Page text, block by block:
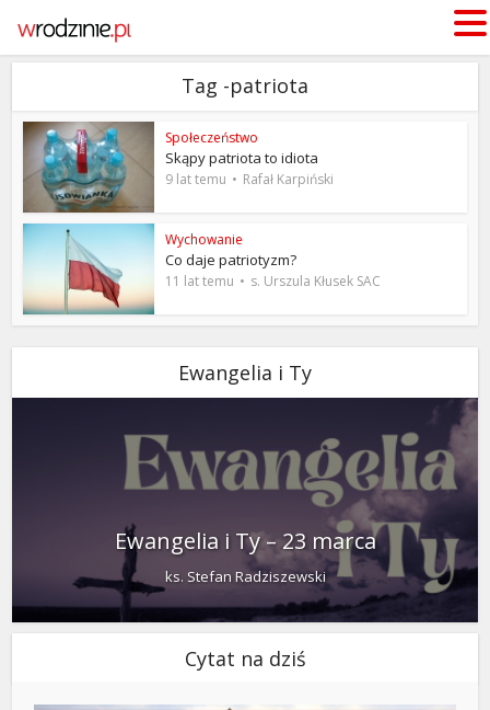
Tag -patriota
Społeczeństwo
Skąpy patriota to idiota
9 lat temu Rafał Karpiński
Wychowanie
Co daje patriotyzm?
11 lat temu s. Urszula Kłusek SAC
Ewangelia i Ty
Ewangelia i Ty – 23 marca
ks. Stefan Radziszewski
Cytat na dziś